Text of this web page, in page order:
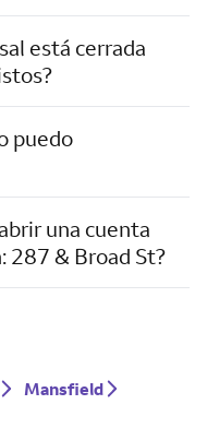
está cerrada
puedo
una cuenta
287 & Broad St?
Mansfield